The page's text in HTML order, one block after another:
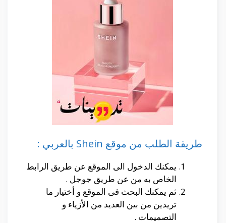
طريقة الطلب من موقع Shein بالعربي :
يمكنك الدخول الى الموقع عن طريق الرابط
الخاص به من عن طريق جوجل .
ثم يمكنك البحث فى الموقع و أختيار ما
تريدين من بين العديد من الأزياء و
التصميمات .